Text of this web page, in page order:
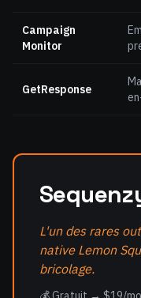
Campaign
Monitor
GetResponse
L'un des rares
native Lemon
bricolage.